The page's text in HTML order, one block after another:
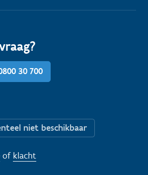
30 700
niet beschikbaar
of klacht